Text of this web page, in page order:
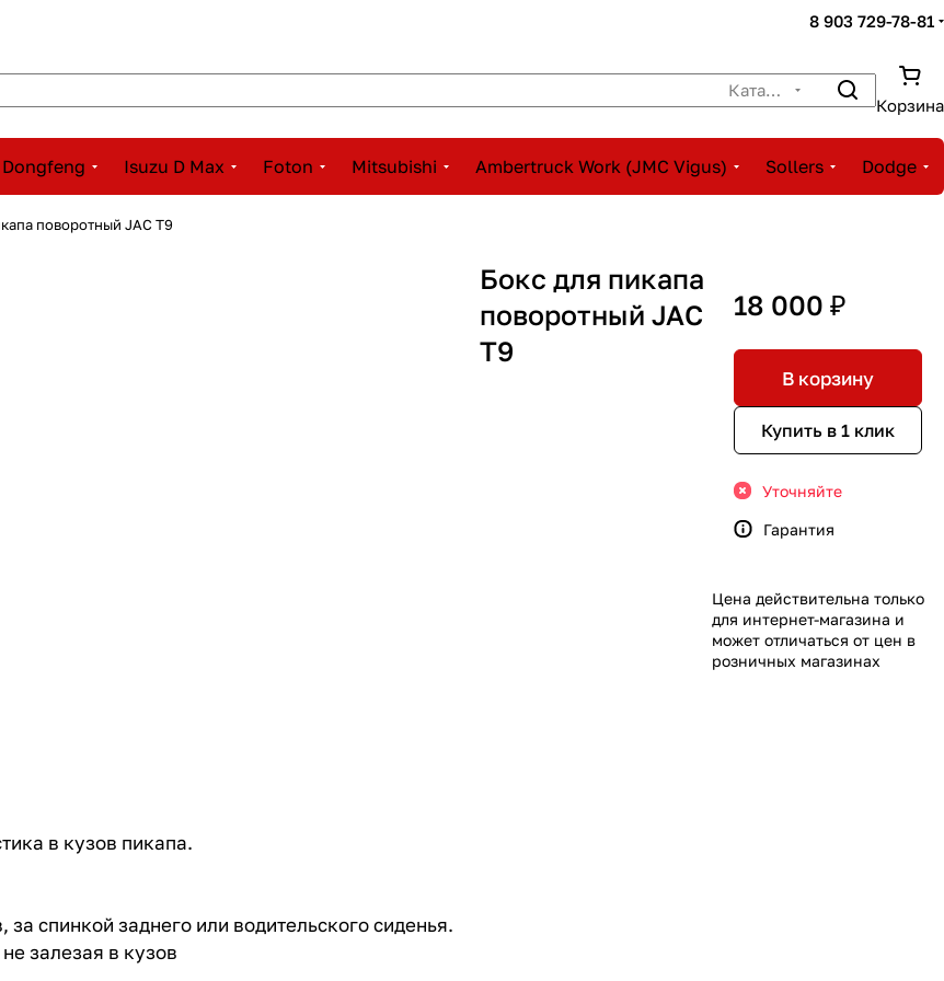
8 903 729-78-81
Корзина
Dongfeng Isuzu D Max Foton Mitsubishi Ambertruck Work (JMC Vigus) Sollers Dodge
поворотный JAC T9
Бокс для пикапа
поворотный JAC
T9
18 000 ₽
В корзину
Купить в 1 клик
Уточняйте
Гарантия
Цена действительна только
для интернет-магазина и
может отличаться от цен в
розничных магазинах
в кузов пикапа.
спинкой заднего или водительского сиденья.
залезая в кузов